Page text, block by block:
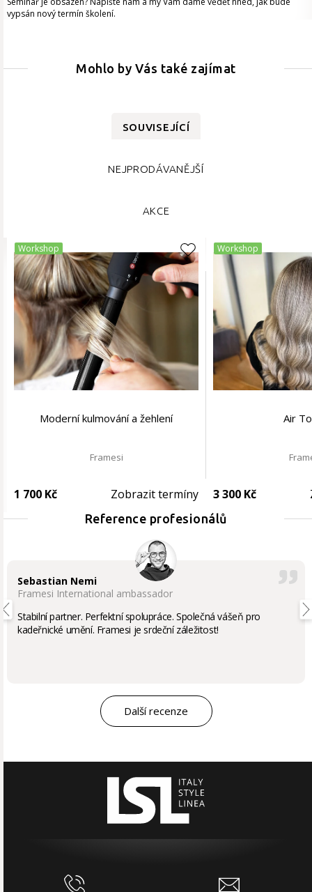
vypsán nový termín školení.
Mohlo by Vás také zajímat
SOUVISEJÍCÍ
NEJPRODÁVANĚJŠÍ
AKCE
Workshop
Moderní kulmování a žehlení
Framesi
1 700 Kč Zobrazit termíny
Workshop
Air
3 300 Kč
Reference profesionálů
Sebastian Nemi
Framesi International ambassador
Stabilní partner. Perfektní spolupráce. Společná vášeň pro
kadeřnické umění. Framesi je srdeční záležitost!
Další recenze